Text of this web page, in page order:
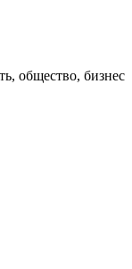
общество, бизнес